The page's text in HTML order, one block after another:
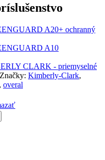
A20+ ochranný
A10
CLARK - priemyselné
Značky: Kimberly-Clark,
overal